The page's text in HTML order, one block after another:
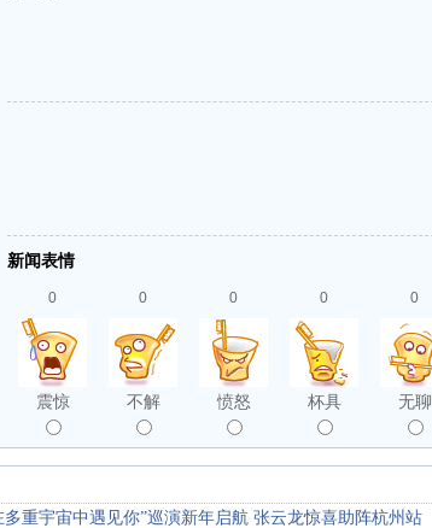
新闻表情
0
震惊
0
不解
0
愤怒
0
杯具
0
无聊
多重宇宙中遇见你”巡演新年启航 张云龙惊喜助阵杭州站